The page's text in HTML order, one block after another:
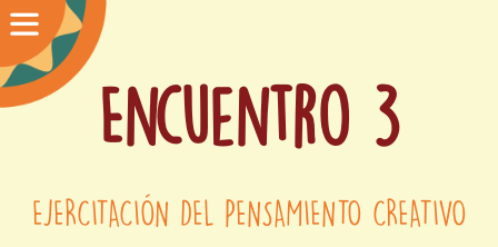
Encuentro 3
EJERCITACIÓN DEL PENSAMIENTO CREATIVO